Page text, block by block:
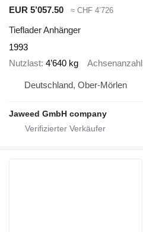
EUR 5’057.50
≈ CHF 4’726
Tieflader Anhänger
1993
Nutzlast 4’640 kg Achsenanzahl
Deutschland, Ober-Mörlen
Jaweed GmbH company